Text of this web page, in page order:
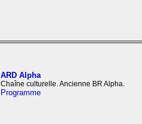
ARD Alpha
Chaîne culturelle. Ancienne BR Alpha.
Programme